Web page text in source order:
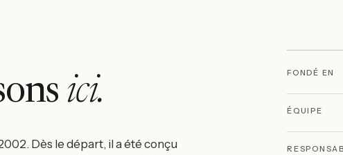
ici.
Dès le départ, il a été conçu
FONDÉ EN
ÉQUIPE